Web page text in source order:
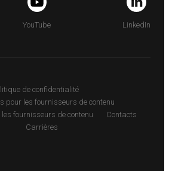
YouTube LinkedIn
de confidentialité
pour les fournisseurs de contenu
fournisseurs de contenu
Contacts
Carrières